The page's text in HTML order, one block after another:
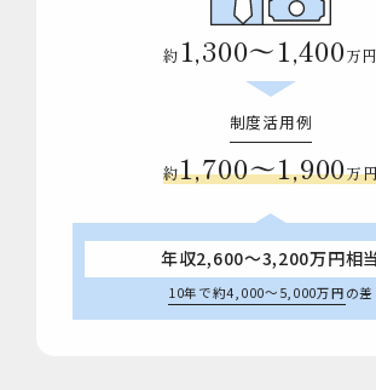
約 1,300〜1,400万円
制度活用例
約1,700〜1,900万
年収2,600～3,200万円相当
10年で約4,000〜5,000万円 の差